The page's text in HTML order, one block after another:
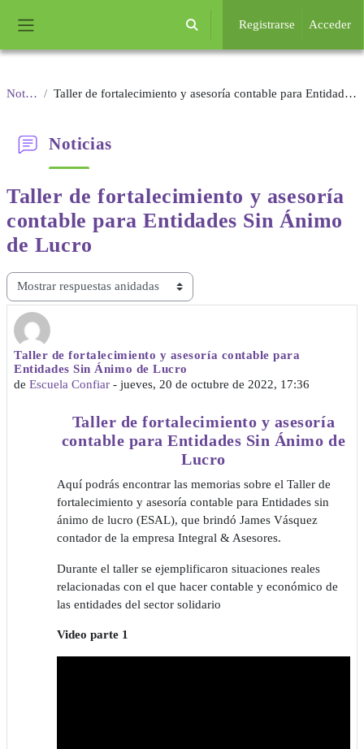
Selector de búsqueda de entrada
Registrarse Acceder
Noticias Taller de fortalecimiento y asesoría contable para Entidades Sin Ánimo de Lucro
Noticias
Taller de fortalecimiento y asesoría
contable para Entidades Sin Ánimo
de Lucro
Mostrar modo
Taller de fortalecimiento y asesoría contable para
Entidades Sin Ánimo de Lucro
de Escuela Confiar - jueves, 20 de octubre de 2022, 17:36
Número de respuestas: 0
Taller de fortalecimiento y asesoría
contable para Entidades Sin Ánimo de
Lucro
Aquí podrás encontrar las memorias sobre el Taller de
fortalecimiento y asesoría contable para Entidades sin
ánimo de lucro (ESAL), que brindó James Vásquez
contador de la empresa Integral & Asesores.
Durante el taller se ejemplificaron situaciones reales
relacionadas con el que hacer contable y económico de
las entidades del sector solidario
Video parte 1